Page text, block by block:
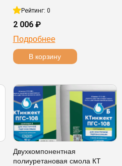
Рейтинг: 0
2 006 ₽
Подробнее
В корзину
Двухкомпонентная
полиуретановая смола КТ